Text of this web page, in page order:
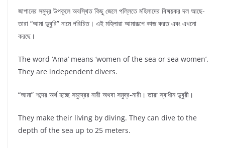
জাপানের সমুদ্র উপকূলে অবস্থিত কিছু জেলে পল্লিতে মহিলাদের বিষ্ময়কর দল আছে-
তারা “আমা ডুবুরি” নামে পরিচিত। এই মহিলারা আমারূপে কাজ করত এবং এখনো
করছে।
The word ‘Ama’ means ‘women of the sea or sea women’.
They are independent divers.
“আমা” শব্দের অর্থ হচ্ছে সমুদ্রের নারী অথবা সমুদ্র-নারী। তারা স্বাধীন ডুবুরী।
They make their living by diving. They can dive to the
depth of the sea up to 25 meters.